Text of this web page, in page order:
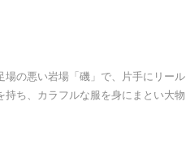
の悪い岩場「磯」で、片手にリール
ち、カラフルな服を身にまとい大物